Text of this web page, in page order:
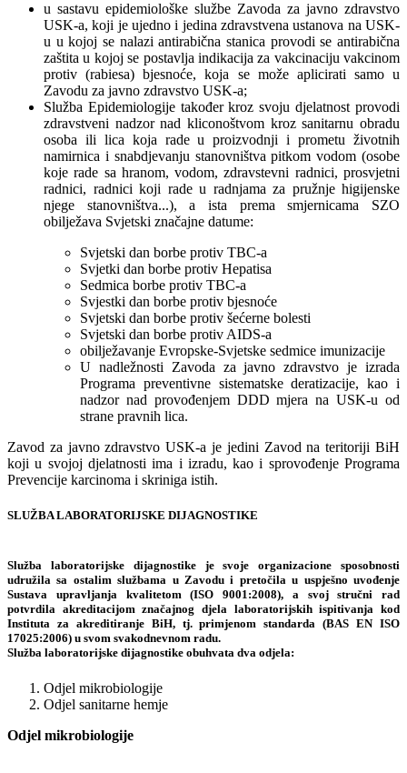
u sastavu epidemiološke službe Zavoda za javno zdravstvo
USK-a, koji je ujedno i jedina zdravstvena ustanova na USK-
u u kojoj se nalazi antirabična stanica provodi se antirabična
zaštita u kojoj se postavlja indikacija za vakcinaciju vakcinom
protiv (rabiesa) bjesnoće, koja se može aplicirati samo u
Zavodu za javno zdravstvo USK-a;
Služba Epidemiologije također kroz svoju djelatnost provodi
zdravstveni nadzor nad kliconoštvom kroz sanitarnu obradu
osoba ili lica koja rade u proizvodnji i prometu životnih
namirnica i snabdjevanju stanovništva pitkom vodom (osobe
koje rade sa hranom, vodom, zdravstevni radnici, prosvjetni
radnici, radnici koji rade u radnjama za pružnje higijenske
njege stanovništva...), a ista prema smjernicama SZO
obilježava Svjetski značajne datume:
Svjetski dan borbe protiv TBC-a
Svjetki dan borbe protiv Hepatisa
Sedmica borbe protiv TBC-a
Svjestki dan borbe protiv bjesnoće
Svjetski dan borbe protiv šećerne bolesti
Svjetski dan borbe protiv AIDS-a
obilježavanje Evropske-Svjetske sedmice imunizacije
U nadležnosti Zavoda za javno zdravstvo je izrada
Programa preventivne sistematske deratizacije, kao i
nadzor nad provođenjem DDD mjera na USK-u od
strane pravnih lica.
Zavod za javno zdravstvo USK-a je jedini Zavod na teritoriji BiH
koji u svojoj djelatnosti ima i izradu, kao i sprovođenje Programa
Prevencije karcinoma i skriniga istih.
SLUŽBA LABORATORIJSKE DIJAGNOSTIKE
Služba laboratorijske dijagnostike je svoje organizacione sposobnosti
udružila sa ostalim službama u Zavodu i pretočila u uspješno uvođenje
Sustava upravljanja kvalitetom (ISO 9001:2008), a svoj stručni rad
potvrdila akreditacijom značajnog djela laboratorijskih ispitivanja kod
Instituta za akreditiranje BiH, tj. primjenom standarda (BAS EN ISO
17025:2006) u svom svakodnevnom radu.
Služba laboratorijske dijagnostike obuhvata dva odjela:
Odjel mikrobiologije
Odjel sanitarne hemje
Odjel mikrobiologije